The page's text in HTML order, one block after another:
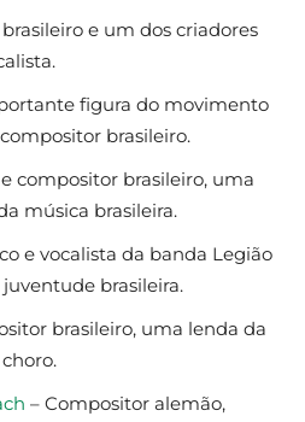
e um dos criadores
figura do movimento
brasileiro.
compositor brasileiro, uma
música brasileira.
e vocalista da banda Legião
brasileira.
brasileiro, uma lenda da
– Compositor alemão,